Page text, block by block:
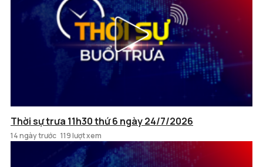
Thời sự trưa 11h30 thứ 6 ngày 24/7/2026
14 ngày trước 119 lượt xem